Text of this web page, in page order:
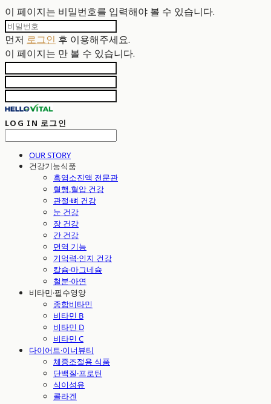
이 페이지는 비밀번호를 입력해야 볼 수 있습니다.
먼저 로그인 후 이용해주세요.
이 페이지는 만 볼 수 있습니다.
LOG IN 로그인
OUR STORY
건강기능식품
흑염소진액 전문관
혈행.혈압 건강
관절·뼈 건강
눈 건강
장 건강
간 건강
면역 기능
기억력·인지 건강
칼슘·마그네슘
철분·아연
비타민·필수영양
종합비타민
비타민 B
비타민 D
비타민 C
다이어트·이너뷰티
체중조절용 식품
단백질·프로틴
식이섬유
콜라겐